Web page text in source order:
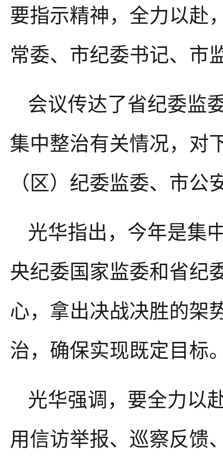
要指示精神 ，全力以赴
常委、市纪委书记、市
会议传达了省纪委监
集中整治有关情况，对
（区）纪委监委、市
光华指出，今年是集
央纪委国家监委和省纪
心，拿出决战决胜的架
治，确保实现既定目标
光华强调，要全力以
用信访举报、巡察反馈